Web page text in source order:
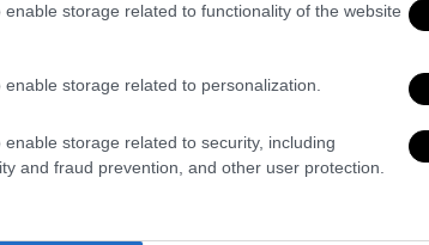
storage related to functionality of the website
storage related to personalization.
storage related to security, including
and fraud prevention, and other user protection.